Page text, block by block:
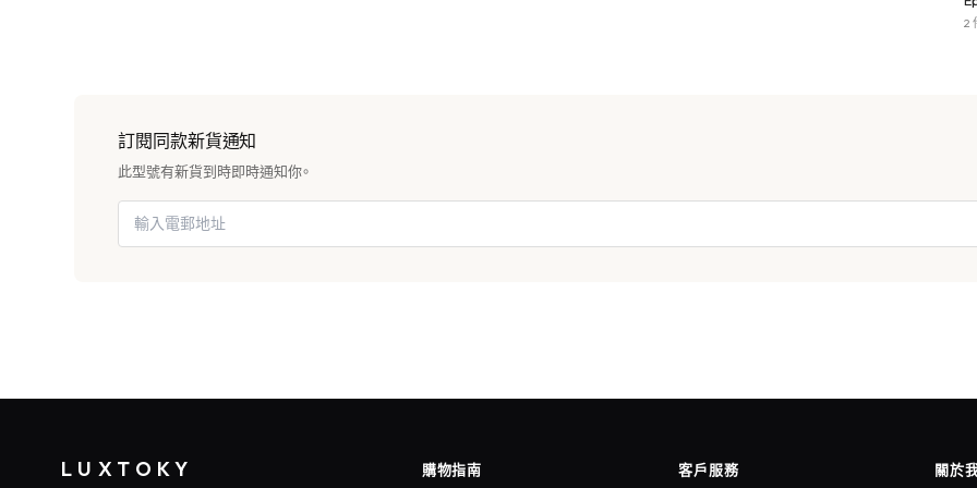
2
訂閱同款新貨通知
此型號有新貨到時即時通知你。
LUXTOKY 購物指南 客戶服務 關於